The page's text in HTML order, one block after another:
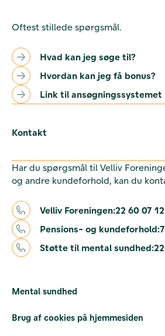
Oftest stillede spørgsmål.
Hvad kan jeg søge til?
Hvordan kan jeg få bonus?
Link til ansøgningssystemet
Kontakt
Har du spørgsmål til Velliv
og andre kundeforhold, kan du
Velliv Foreningen:22 60 07 12
Pensions- og kundeforhold:
Støtte til mental sundhed:
Mental sundhed
Brug af cookies på hjemmesiden